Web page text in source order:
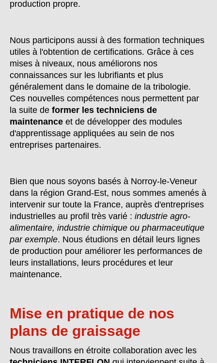
production propre.
Nous participons aussi à des formation techniques
utiles à l'obtention de certifications. Grâce à ces
mises à niveaux, nous améliorons nos
connaissances sur les lubrifiants et plus
généralement dans le domaine de la tribologie.
Ces nouvelles compétences nous permettent par
la suite de former les techniciens de
maintenance et de développer des modules
d'apprentissage appliquées au sein de nos
entreprises partenaires.
Bien que nous soyons basés à Norroy-le-Veneur
dans la région Grand-Est, nous sommes amenés à
intervenir sur toute la France, auprès d'entreprises
industrielles au profil très varié : industrie agro-
alimentaire, industrie chimique ou pharmaceutique
par exemple. Nous étudions en détail leurs lignes
de production pour améliorer les performances de
leurs installations, leurs procédures et leur
maintenance.
Mise en pratique de nos
plans de graissage
Nous travaillons en étroite collaboration avec les